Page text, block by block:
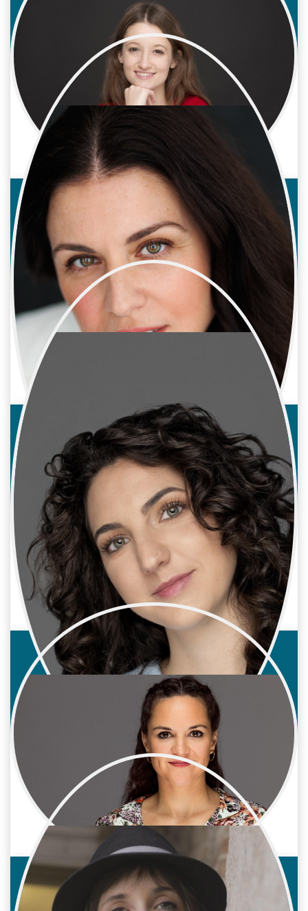
Irene Pozo
Cine / Reparto
Actriz
Irene Soler
Itziar Luengo
Cine / Reparto
Actriz
Jennifer Rubio
Cine / Reparto
Actriz